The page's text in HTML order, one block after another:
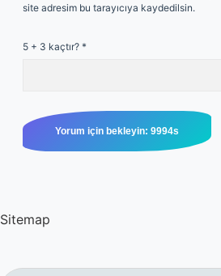
site adresim bu tarayıcıya kaydedilsin.
5 + 3 kaçtır? *
Sitemap